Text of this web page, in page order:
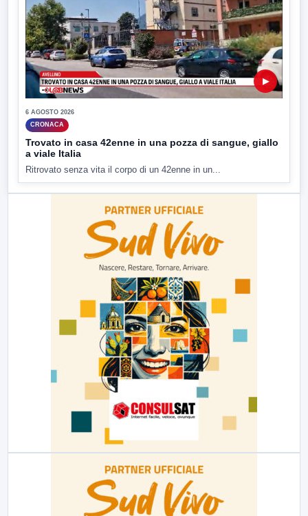
▶
6 AGOSTO 2026
CRONACA
Trovato in casa 42enne in una pozza di sangue, giallo
a viale Italia
Ritrovato senza vita il corpo di un 42enne in un...